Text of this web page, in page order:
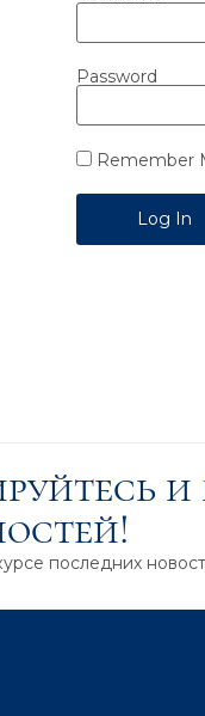
Password
Remember
последних